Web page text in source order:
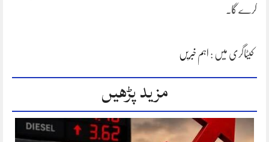
کرے گا۔
کیٹاگری میں : اہم خبریں
مزید پڑھیں